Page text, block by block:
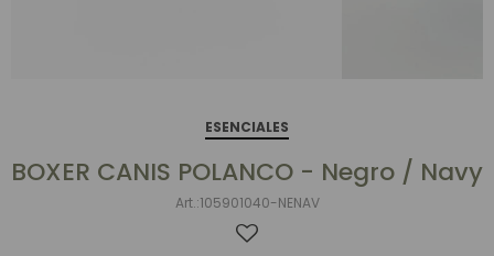
ESENCIALES
BOXER CANIS POLANCO - Negro / Navy
105901040-NENAV